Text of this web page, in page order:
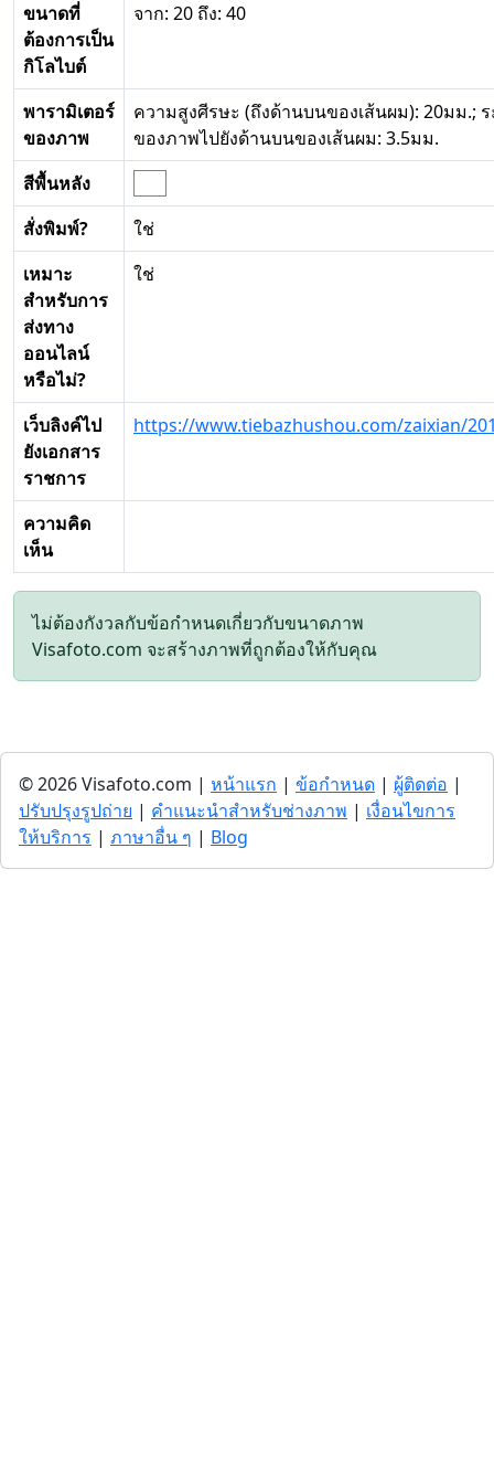
ขนาดที่
ต้องการเป็น
กิโลไบต์
จาก: 20 ถึง: 40
พารามิเตอร์
ของภาพ
ความสูงศีรษะ (ถึงด้านบนของเส้นผม): 20มม.;
ของภาพไปยังด้านบนของเส้นผม: 3.5มม.
สีพื้นหลัง
สั่งพิมพ์?
ใช่
เหมาะ
สำหรับการ
ส่งทาง
ออนไลน์
หรือไม่?
ใช่
เว็บลิงค์ไป
ยังเอกสาร
ราชการ
https://www.tiebazhushou.com/zaixian/
ความคิด
เห็น
ไม่ต้องกังวลกับข้อกำหนดเกี่ยวกับขนาดภาพ
Visafoto.com จะสร้างภาพที่ถูกต้องให้กับคุณ
© 2026 Visafoto.com | หน้าแรก | ข้อกำหนด | ผู้ติดต่อ |
ปรับปรุงรูปถ่าย | คำแนะนำสำหรับช่างภาพ | เงื่อนไขการ
ให้บริการ | ภาษาอื่น ๆ | Blog